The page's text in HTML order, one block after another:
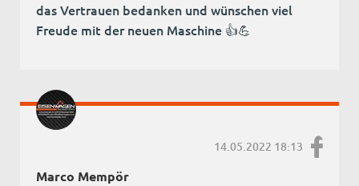
das Vertrauen bedanken und wünschen viel
Freude mit der neuen Maschine 👍💪
14.05.2022 18:13
Marco Mempör